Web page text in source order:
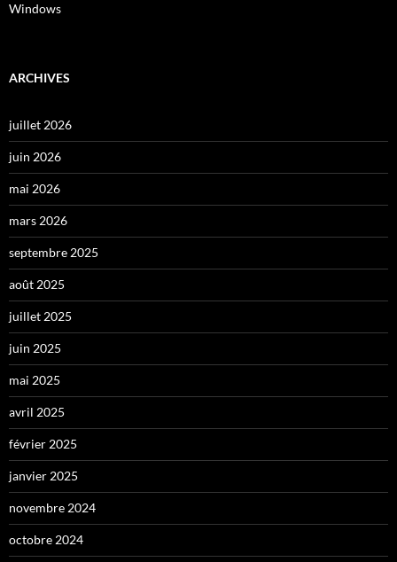
Windows
ARCHIVES
juillet 2026
juin 2026
mai 2026
mars 2026
septembre 2025
août 2025
juillet 2025
juin 2025
mai 2025
avril 2025
février 2025
janvier 2025
novembre 2024
octobre 2024